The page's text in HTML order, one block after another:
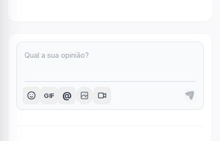
GIF @